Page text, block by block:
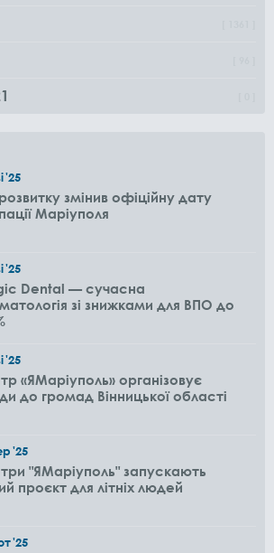
'25
змінив офіційну дату
Маріуполя
'25
Dental — сучасна
зі знижками для ВПО до
'25
«ЯМаріуполь» організовує
до громад Вінницької області
'25
"ЯМаріуполь" запускають
проєкт для літніх людей
'25